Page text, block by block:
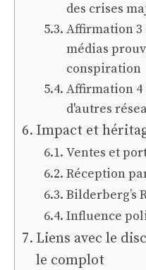
des crises
Affirmation 3
médias
conspiration
Affirmation 4
d'autres
Impact et
Ventes et
Réception
Bilderberg’s
Influence
Liens avec le
le complot